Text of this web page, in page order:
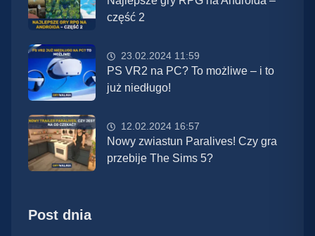
część 2
23.02.2024 11:59
PS VR2 na PC? To możliwe – i to
już niedługo!
12.02.2024 16:57
Nowy zwiastun Paralives! Czy gra
przebije The Sims 5?
Post dnia